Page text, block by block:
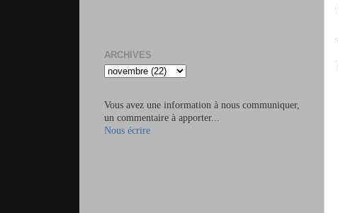
ARCHIVES
Vous avez une information à nous communiquer,
un commentaire à apporter...
Nous écrire